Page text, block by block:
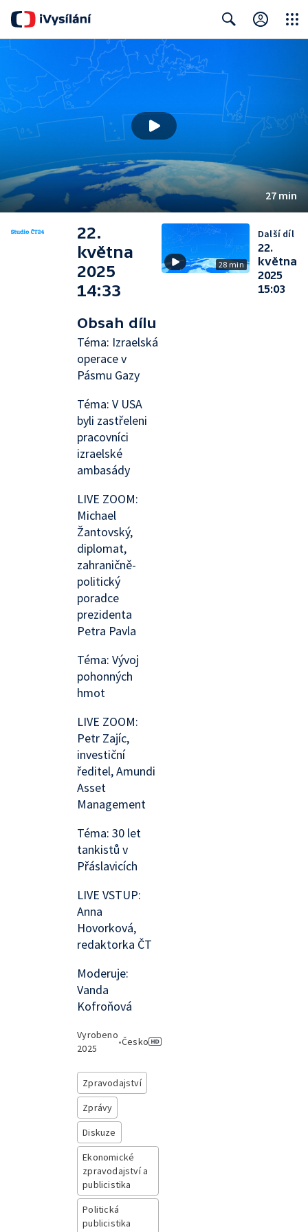
27 min
22.
května
2025
14:33
Obsah dílu
Téma: Izraelská
operace v
Pásmu Gazy
Téma: V USA
byli zastřeleni
pracovníci
izraelské
ambasády
LIVE ZOOM:
Michael
Žantovský,
diplomat,
zahraničně-
politický
poradce
prezidenta
Petra Pavla
Téma: Vývoj
pohonných
hmot
LIVE ZOOM:
Petr Zajíc,
investiční
ředitel, Amundi
Asset
Management
Téma: 30 let
tankistů v
Přáslavicích
LIVE VSTUP:
Anna
Hovorková,
redaktorka ČT
Moderuje:
Vanda
Kofroňová
Vyrobeno
2025
•Česko
Zpravodajství
Zprávy
Diskuze
Ekonomické
zpravodajství a
publicistika
Politická
publicistika
28 min
Další díl
22.
května
2025
15:03